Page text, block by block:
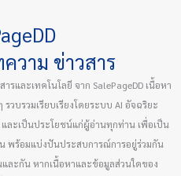
วาม ข่าวสาร
และเทคโนโลยี จาก SalePageDD เนื้อหา
วบรวมเรียบเรียงโดยระบบ AI อัจฉริยะ
ละเป็นประโยชน์แก่ผู้อ่านทุกท่าน เพื่อเป็น
พร้อมแบ่งปันประสบการณ์การอยู่ร่วมกัน
ละกัน หากเนื้อหาและข้อมูลส่วนใดของ